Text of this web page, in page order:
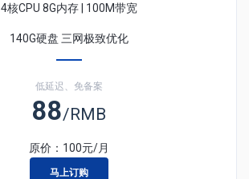
4核CPU 8G内存 | 100M带宽
140G硬盘 三网极致优化
低延迟、免备案
88/RMB
原价： 100元/月
马上订购